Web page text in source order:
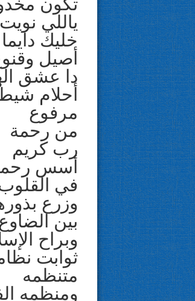
ياللي
خليك دايما
أصيل
دا عشق
أحلام
مرفوع
من رحمة
رب كريم
أسس
في
وزرع
بين
وبراح
ثوابت
متنظمه
ومنظمه